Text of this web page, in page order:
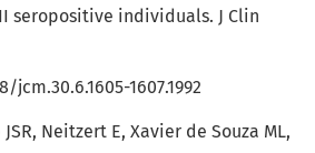
seropositive individuals. J Clin
jcm.30.6.1605-1607.1992
JSR, Neitzert E, Xavier de Souza ML,